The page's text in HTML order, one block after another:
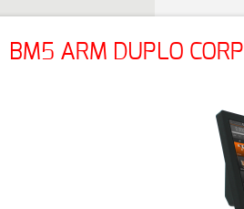
BM5 ARM DUPLO